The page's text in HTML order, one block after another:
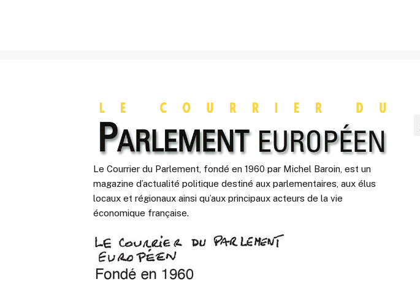
Le Courrier du Parlement, fondé en 1960 par Michel Baroin, est un
magazine d’actualité politique destiné aux parlementaires, aux élus
locaux et régionaux ainsi qu’aux principaux acteurs de la vie
économique française.